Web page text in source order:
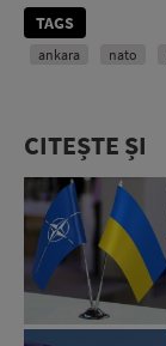
TAGS
ankara nato
CITEȘTE ȘI